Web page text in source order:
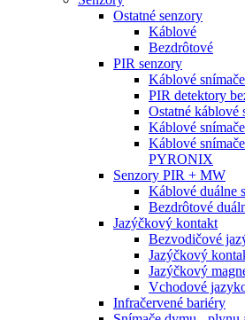
Ostatné senzory
Káblové
Bezdrôtové
PIR senzory
Káblové
PIR detektory
Ostatné káblové
Káblové
Káblové
PYRONIX
Senzory PIR + MW
Káblové duálne
Bezdrôtové
Jazýčkový kontakt
Bezvodičové
Jazýčkový
Jazýčkový
Vchodové
Infračervené bariéry